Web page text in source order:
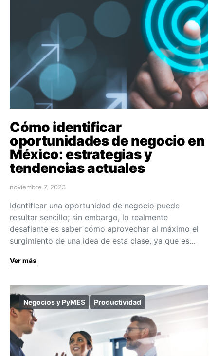
Cómo identificar
oportunidades de negocio en
México: estrategias y
tendencias actuales
noviembre 7, 2023
Identificar una oportunidad de negocio puede
resultar sencillo; sin embargo, lo realmente
desafiante es saber cómo aprovechar al máximo el
surgimiento de una idea de esta clase, ya que es…
Ver más
Negocios y PyMES Productividad